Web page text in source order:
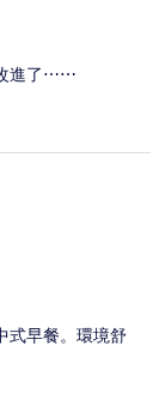
進了⋯⋯
式早餐。環境舒